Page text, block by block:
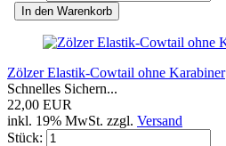
In den Warenkorb
Zölzer Elastik-Cowtail ohne Karabiner
Schnelles Sichern...
22,00 EUR
inkl. 19% MwSt. zzgl. Versand
Stück: